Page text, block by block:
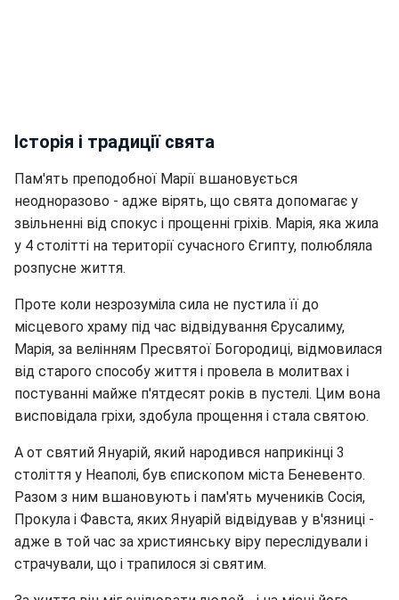
Історія і традиції свята
Пам'ять преподобної Марії вшановується
неодноразово - адже вірять, що свята допомагає у
звільненні від спокус і прощенні гріхів. Марія, яка жила
у 4 столітті на території сучасного Єгипту, полюбляла
розпусне життя.
Проте коли незрозуміла сила не пустила її до
місцевого храму під час відвідування Єрусалиму,
Марія, за велінням Пресвятої Богородиці, відмовилася
від старого способу життя і провела в молитвах і
постуванні майже п'ятдесят років в пустелі. Цим вона
висповідала гріхи, здобула прощення і стала святою.
А от святий Януарій, який народився наприкінці 3
століття у Неаполі, був єпископом міста Беневенто.
Разом з ним вшановують і пам'ять мучеників Сосія,
Прокула і Фавста, яких Януарій відвідував у в'язниці -
адже в той час за християнську віру переслідували і
страчували, що і трапилося зі святим.